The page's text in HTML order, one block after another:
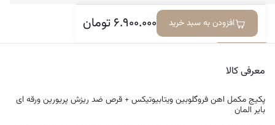
بهبود خاصیت الاستیک تار مو
تقویت فولیکول و کوتیکول تار مو
مناسب برای آقایان و خانم‌ها
۶.۹۰۰.۰۰۰تومان افزودن به سبد خریدمعرفی کالا ویژگی‌ها دیدگاه‌ها
معرفی کالا
پکیج مکمل اهن فروگلوبین ویتابیوتیکس + قرص ضد ریزش پریورین ورقه ای
بایر المان